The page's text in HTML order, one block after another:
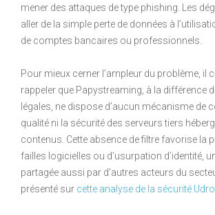
mener des attaques de type phishing. Les
aller de la simple perte de données à
de comptes bancaires ou professionnels.
Pour mieux cerner l’ampleur du problème, il
rappeler que Papystreaming, à la différence
légales, ne dispose d’aucun mécanisme de
qualité ni la sécurité des serveurs tiers
contenus. Cette absence de filtre favorise la
failles logicielles ou d’usurpation d’identité,
partagée aussi par d’autres acteurs du
présenté sur cette analyse de la sécurité